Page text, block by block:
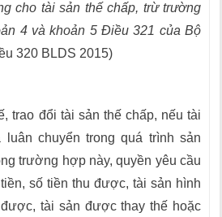
cho tài sản thế chấp, trừ trường
4 và khoản 5 Điều 321 của Bộ
320 BLDS 2015)
trao đổi tài sản thế chấp, nếu tài
chuyển trong quá trình sản
trường hợp này, quyền yêu cầu
số tiền thu được, tài sản hình
tài sản được thay thế hoặc